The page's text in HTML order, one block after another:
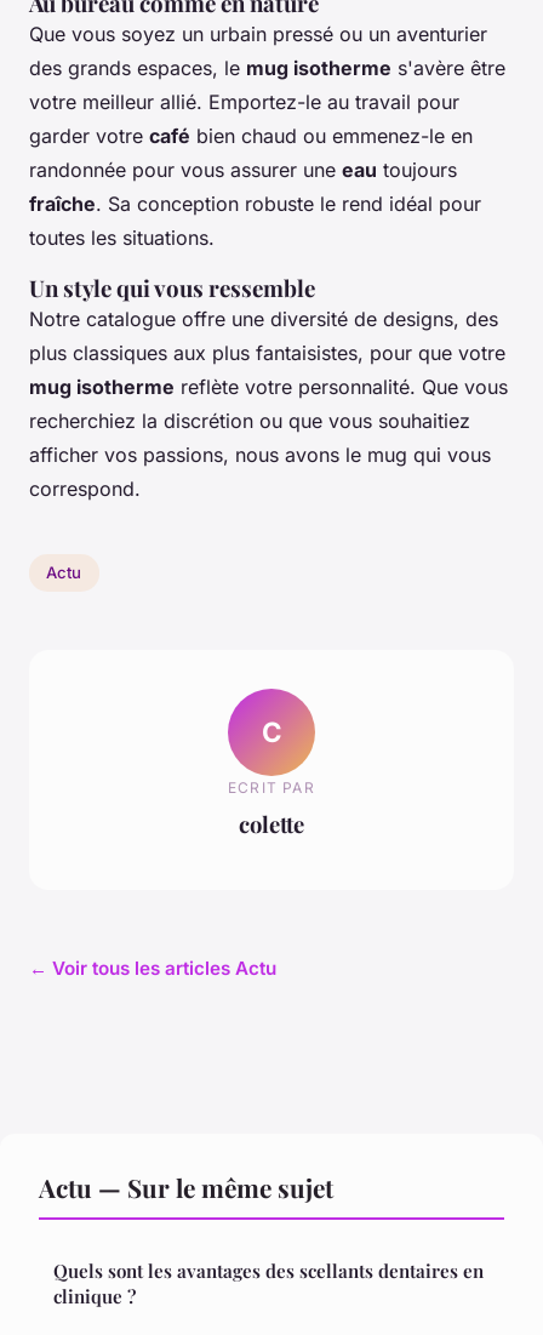
Que vous soyez un urbain pressé ou un aventurier
des grands espaces, le mug isotherme s'avère être
votre meilleur allié. Emportez-le au travail pour
garder votre café bien chaud ou emmenez-le en
randonnée pour vous assurer une eau toujours
fraîche. Sa conception robuste le rend idéal pour
toutes les situations.
Un style qui vous ressemble
Notre catalogue offre une diversité de designs, des
plus classiques aux plus fantaisistes, pour que votre
mug isotherme reflète votre personnalité. Que vous
recherchiez la discrétion ou que vous souhaitiez
afficher vos passions, nous avons le mug qui vous
correspond.
Actu
C
ECRIT PAR
colette
← Voir tous les articles Actu
Actu — Sur le même sujet
Quels sont les avantages des scellants dentaires en
clinique ?